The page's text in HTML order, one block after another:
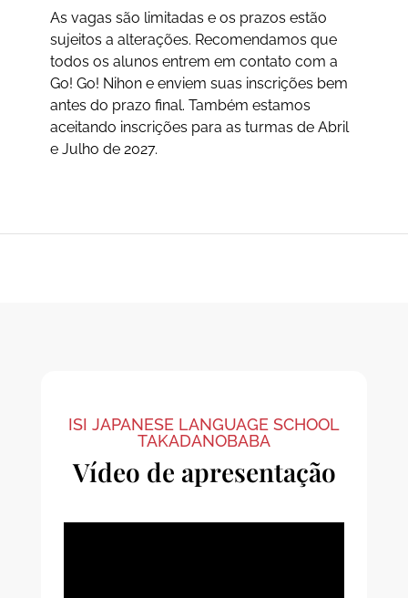
As vagas são limitadas e os prazos estão
sujeitos a alterações. Recomendamos que
todos os alunos entrem em contato com a
Go! Go! Nihon e enviem suas inscrições bem
antes do prazo final. Também estamos
aceitando inscrições para as turmas de Abril
e Julho de 2027.
ISI JAPANESE LANGUAGE SCHOOL
TAKADANOBABA
Vídeo de apresentação